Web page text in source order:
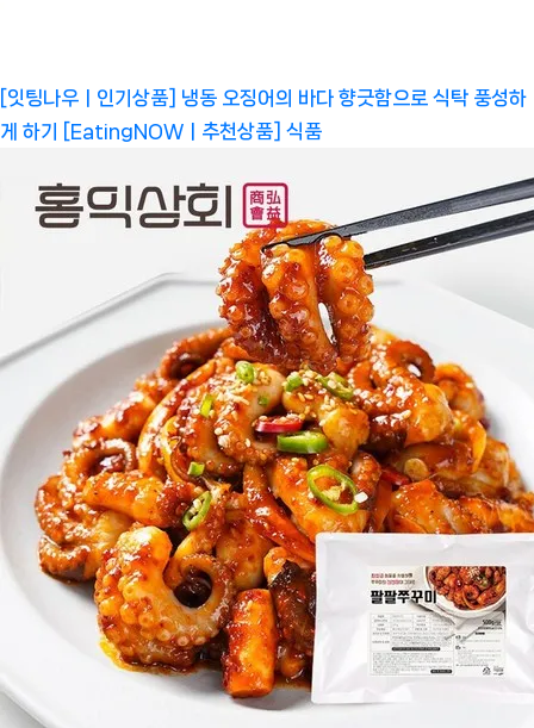
[잇팅나우ㅣ인기상품] 냉동 오징어의 바다 향긋함으로 식탁 풍성하
게 하기 [EatingNOWㅣ추천상품] 식품